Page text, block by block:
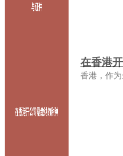
在香港
香港，作